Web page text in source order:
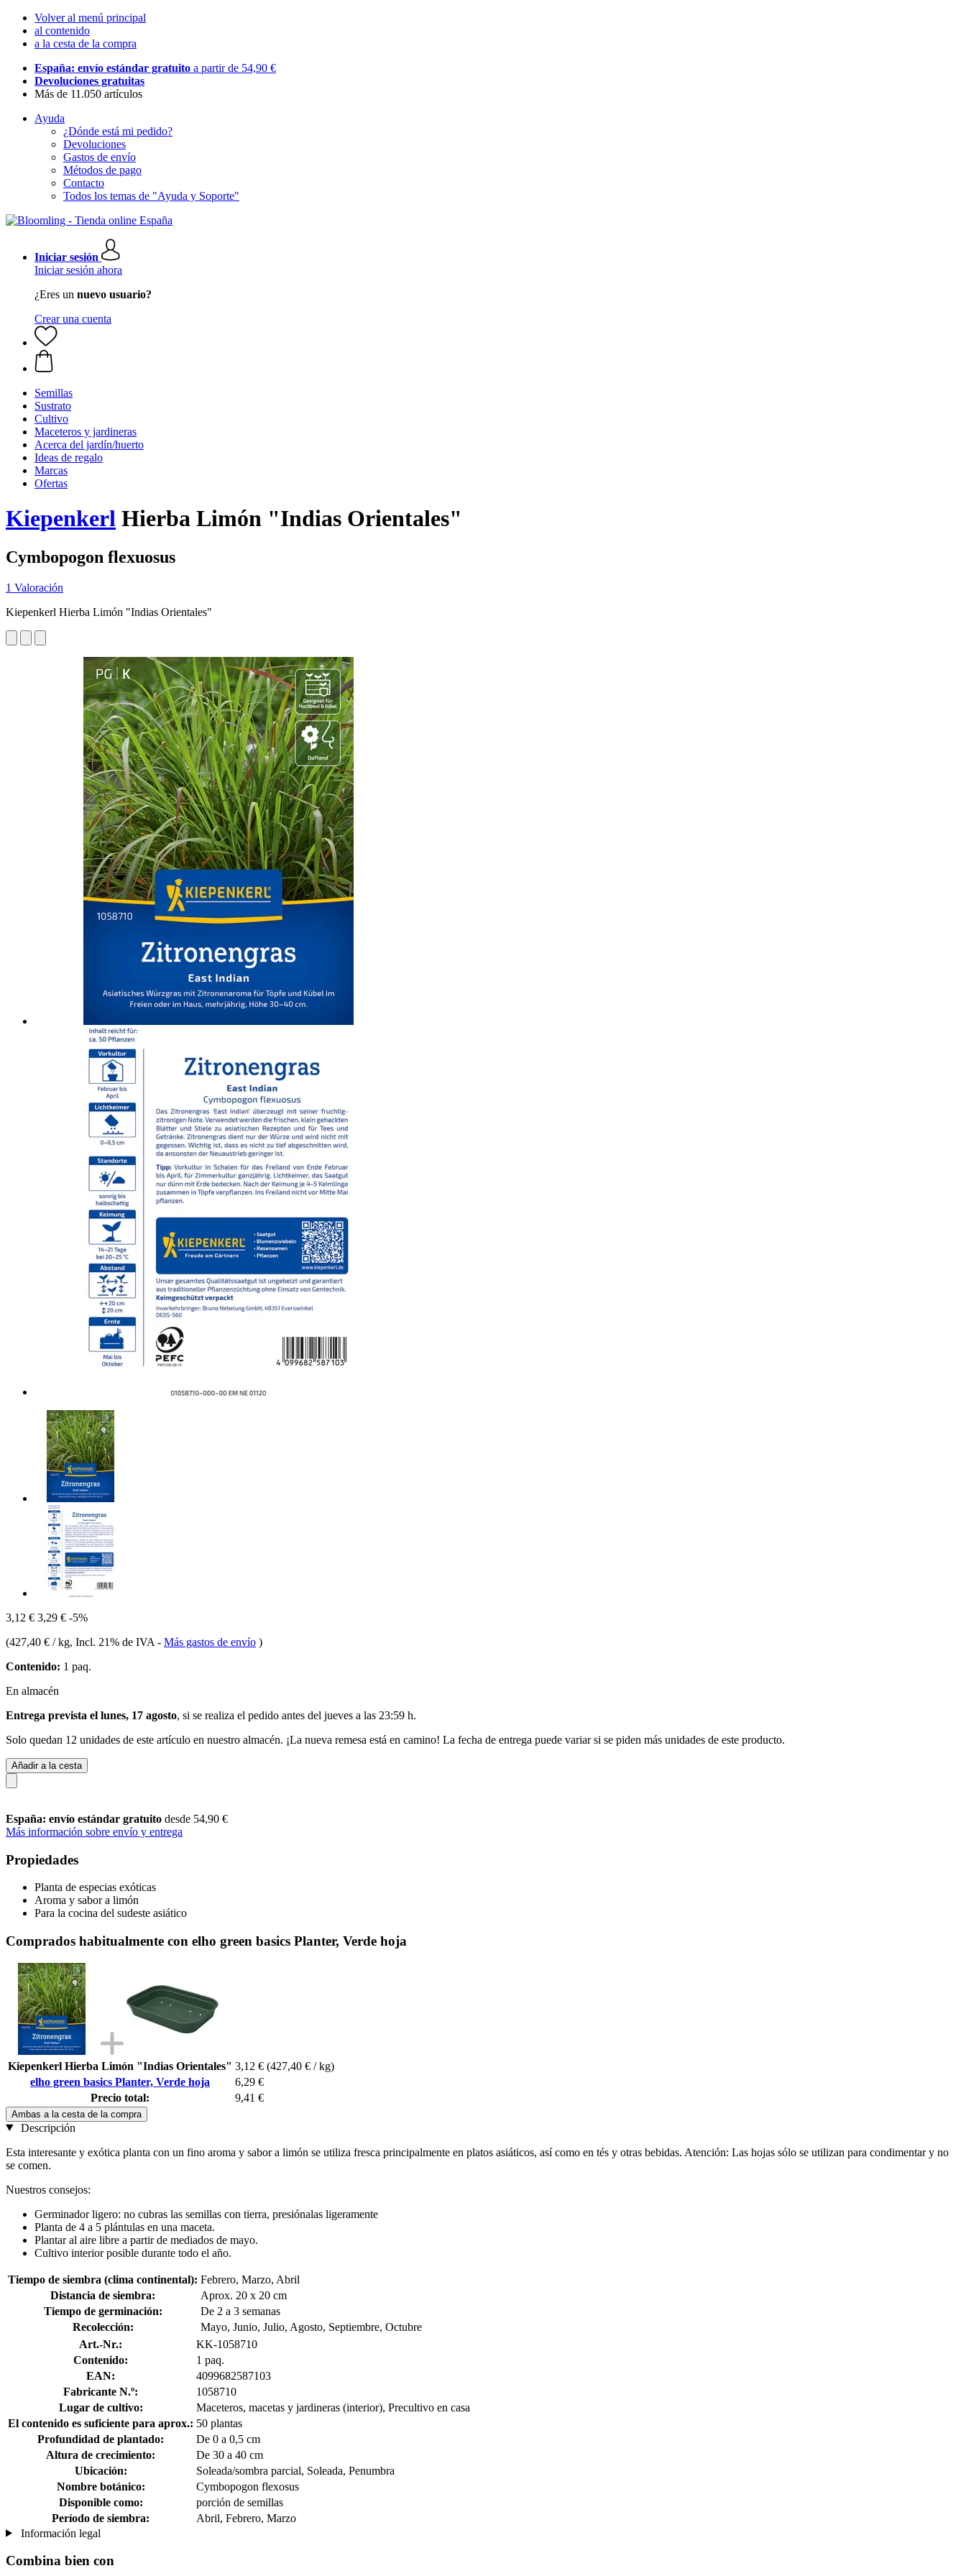
Volver al menú principal
al contenido
a la cesta de la compra
España: envío estándar gratuito a partir de 54,90 €
Devoluciones gratuitas
Más de 11.050 artículos
Ayuda
¿Dónde está mi pedido?
Devoluciones
Gastos de envío
Métodos de pago
Contacto
Todos los temas de "Ayuda y Soporte"
Iniciar sesión
Iniciar sesión ahora
¿Eres un nuevo usuario?
Crear una cuenta
Semillas
Sustrato
Cultivo
Maceteros y jardineras
Acerca del jardín/huerto
Ideas de regalo
Marcas
Ofertas
Kiepenkerl Hierba Limón "Indias Orientales"
Cymbopogon flexuosus
1 Valoración
Kiepenkerl Hierba Limón "Indias Orientales"
3,12 € 3,29 € -5%
(427,40 € / kg, Incl. 21% de IVA - Más gastos de envío )
Contenido: 1 paq.
En almacén
Entrega prevista el lunes, 17 agosto, si se realiza el pedido antes del jueves a las 23:59 h.
Solo quedan 12 unidades de este artículo en nuestro almacén. ¡La nueva remesa está en camino! La fecha de entrega puede variar si se piden más unidades de este producto.
Añadir a la cesta
España: envío estándar gratuito desde 54,90 €
Más información sobre envío y entrega
Propiedades
Planta de especias exóticas
Aroma y sabor a limón
Para la cocina del sudeste asiático
Comprados habitualmente con elho green basics Planter, Verde hoja
Kiepenkerl Hierba Limón "Indias Orientales" 3,12 € (427,40 € / kg)
elho green basics Planter, Verde hoja
6,29 €
Precio total:
9,41 €
Ambas a la cesta de la compra
Descripción
Esta interesante y exótica planta con un fino aroma y sabor a limón se utiliza fresca principalmente en platos asiáticos, así como en tés y otras bebidas. Atención: Las hojas sólo se utilizan para condimentar y no
se comen.
Nuestros consejos:
Germinador ligero: no cubras las semillas con tierra, presiónalas ligeramente
Planta de 4 a 5 plántulas en una maceta.
Plantar al aire libre a partir de mediados de mayo.
Cultivo interior posible durante todo el año.
Tiempo de siembra (clima continental): Febrero, Marzo, Abril
Distancia de siembra:
Aprox. 20 x 20 cm
Tiempo de germinación:
De 2 a 3 semanas
Recolección:
Mayo, Junio, Julio, Agosto, Septiembre, Octubre
Art.-Nr.:
KK-1058710
Contenido:
1 paq.
EAN:
4099682587103
Fabricante N.º:
1058710
Lugar de cultivo:
Maceteros, macetas y jardineras (interior), Precultivo en casa
El contenido es suficiente para aprox.: 50 plantas
Profundidad de plantado:
De 0 a 0,5 cm
Altura de crecimiento:
De 30 a 40 cm
Ubicación:
Soleada/sombra parcial, Soleada, Penumbra
Nombre botánico:
Cymbopogon flexosus
Disponible como:
porción de semillas
Período de siembra:
Abril, Febrero, Marzo
Información legal
Combina bien con